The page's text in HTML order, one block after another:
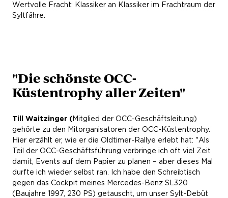
Wertvolle Fracht: Klassiker an Klassiker im Frachtraum der
Syltfähre.
"Die schönste OCC-
Küstentrophy aller Zeiten"
Till Waitzinger (Mitglied der OCC-Geschäftsleitung)
gehörte zu den Mitorganisatoren der OCC-Küstentrophy.
Hier erzählt er, wie er die Oldtimer-Rallye erlebt hat: "Als
Teil der OCC-Geschäftsführung verbringe ich oft viel Zeit
damit, Events auf dem Papier zu planen – aber dieses Mal
durfte ich wieder selbst ran. Ich habe den Schreibtisch
gegen das Cockpit meines Mercedes-Benz SL320
(Baujahre 1997, 230 PS) getauscht, um unser Sylt-Debüt